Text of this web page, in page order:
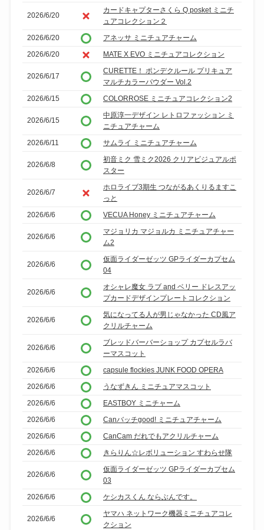
2026/6/20
カードキャプターさくら Q posket ミニチ
ュアコレクション２
2026/6/20
アネッサ ミニチュアチャーム
2026/6/20
MATE X EVO ミニチュアコレクション
2026/6/17
CURETTE！ ポンデクルール プリキュア
マルチカラーパウダー Vol.2
2026/6/15
COLORROSE ミニチュアコレクション2
2026/6/15
中原淳一デザイン レトロファッション ミ
ニチュアチャーム
2026/6/11
サムライ ミニチュアチャーム
2026/6/8
初音ミク 雪ミク2026 クリアビジュアルポ
スター
2026/6/7
ホロライブ3期生 つながるあくりるますこ
っと
2026/6/6
VECUA Honey ミニチュアチャーム
2026/6/6
マジョリカ マジョルカ ミニチュアチャー
ム2
2026/6/6
仮面ライダーゼッツ GPライダーカプセム
04
2026/6/6
オシャレ魔女 ラブ and ベリー ドレスアッ
プカードデザインプレートコレクション
2026/6/6
気になってる人が男じゃなかった CD風ア
クリルチャーム
2026/6/6
ブレッドバーバーショップ カプセルラバ
ーマスコット
2026/6/6
capsule flockies JUNK FOOD OPERA
2026/6/6
うなずきん ミニチュアマスコット
2026/6/6
EASTBOY ミニチャーム
2026/6/6
Canバッチgood! ミニチュアチャーム
2026/6/6
CanCam だれでもアクリルチャーム
2026/6/6
きらりん☆レボリューション すわらせ隊
2026/6/6
仮面ライダーゼッツ GPライダーカプセム
03
2026/6/6
ケシカスくん ならぶんです。
2026/6/6
ヤマハ ネットワーク機器ミニチュアコレ
クション